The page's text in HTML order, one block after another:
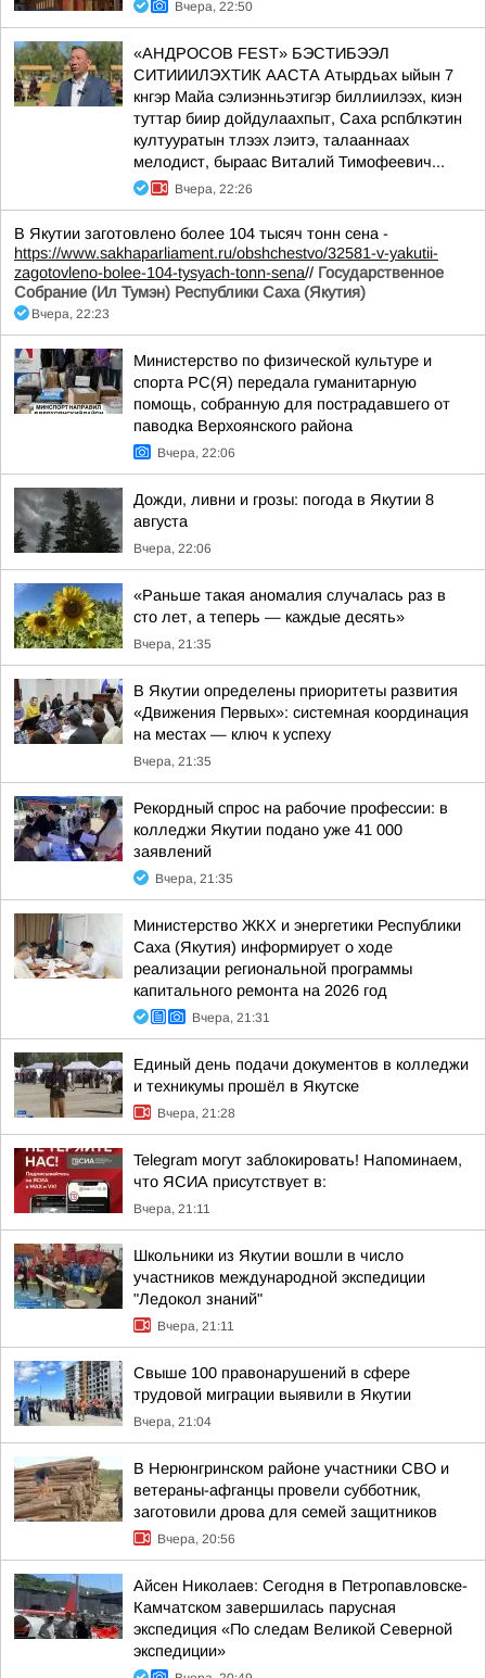
Вчера, 22:50
«АНДРОСОВ FEST» БЭСТИБЭЭЛ
СИТИИИЛЭХТИК ААСТА Атырдьах ыйын 7
кнгэр Майа сэлиэнньэтигэр биллиилээх, киэн
туттар биир дойдулаахпыт, Саха рспблкэтин
култууратын тлээх лэитэ, талааннаах
мелодист, быраас Виталий Тимофеевич...
Вчера, 22:26
В Якутии заготовлено более 104 тысяч тонн сена -
https://www.sakhaparliament.ru/obshchestvo/32581-v-yakutii-
zagotovleno-bolee-104-tysyach-tonn-sena// Государственное
Собрание (Ил Тумэн) Республики Саха (Якутия)
Вчера, 22:23
Министерство по физической культуре и
спорта РС(Я) передала гуманитарную
помощь, собранную для пострадавшего от
паводка Верхоянского района
Вчера, 22:06
Дожди, ливни и грозы: погода в Якутии 8
августа
Вчера, 22:06
«Раньше такая аномалия случалась раз в
сто лет, а теперь — каждые десять»
Вчера, 21:35
В Якутии определены приоритеты развития
«Движения Первых»: системная координация
на местах — ключ к успеху
Вчера, 21:35
Рекордный спрос на рабочие профессии: в
колледжи Якутии подано уже 41 000
заявлений
Вчера, 21:35
Министерство ЖКХ и энергетики Республики
Саха (Якутия) информирует о ходе
реализации региональной программы
капитального ремонта на 2026 год
Вчера, 21:31
Единый день подачи документов в колледжи
и техникумы прошёл в Якутске
Вчера, 21:28
Telegram могут заблокировать! Напоминаем,
что ЯСИА присутствует в:
Вчера, 21:11
Школьники из Якутии вошли в число
участников международной экспедиции
"Ледокол знаний"
Вчера, 21:11
Свыше 100 правонарушений в сфере
трудовой миграции выявили в Якутии
Вчера, 21:04
В Нерюнгринском районе участники СВО и
ветераны-афганцы провели субботник,
заготовили дрова для семей защитников
Вчера, 20:56
Айсен Николаев: Сегодня в Петропавловске-
Камчатском завершилась парусная
экспедиция «По следам Великой Северной
экспедиции»